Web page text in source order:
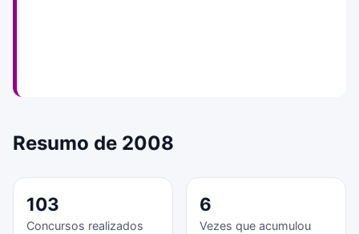
Resumo de 2008
103
Concursos realizados
6
Vezes que acumulou